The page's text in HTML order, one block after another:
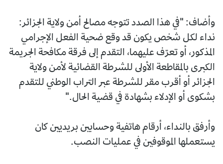
وأضاف: "في هذا الصدد تتوجه مصالح أمن ولاية الجزائر:
نداء لكل شخص يكون قد وقع ضحية الفعل الإجرامي
المذكور، أو تعرّف عليهما، التقدم إلى فرقة مكافحة الجريمة
الكبرى بالمقاطعة الأولى للشرطة القضائية لأمن ولاية
الجزائر أو أقرب مقر للشرطة عبر التراب الوطني للتقدم
بشكوى أو الإدلاء بشهادة في قضية الحال."
وأرفق بالنداء، أرقام هاتفية وحسابين بريديين كان
يستعملها الموقوفين في عمليات النصب.